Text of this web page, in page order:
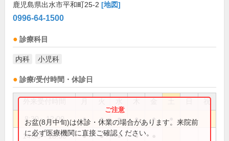
鹿児島県出水市平和町25-2 [地図]
0996-64-1500
診療科目
内科 小児科
診療/受付時間・休診日
祝
8:30～12:00 ● ● ● ● ●
14:30～18:30 ● ● ● ●
お盆(8月中旬)は休診・休業の場合があります。来院前
に必ず医療機関に直接ご確認ください。